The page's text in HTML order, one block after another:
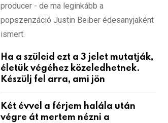
producer - de ma leginkább a
popszenzáció Justin Beiber édesanyjaként
ismert.
Ha a szüleid ezt a 3 jelet mutatják,
életük végéhez közeledhetnek.
Készülj fel arra, ami jön
Két évvel a férjem halála után
végre át mertem nézni a